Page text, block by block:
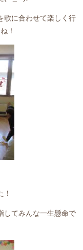
歌に合わせて楽しく行
！
してみんな一生懸命で